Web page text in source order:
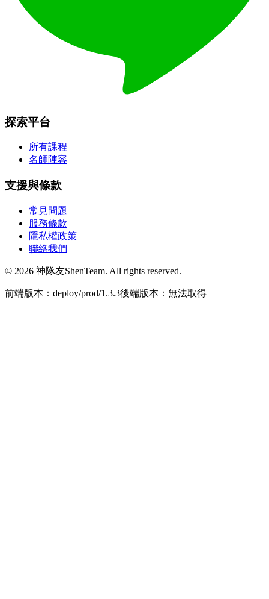
探索平台
所有課程
名師陣容
支援與條款
常見問題
服務條款
隱私權政策
聯絡我們
© 2026 神隊友ShenTeam. All rights reserved.
前端版本：deploy/prod/1.3.3後端版本：無法取得